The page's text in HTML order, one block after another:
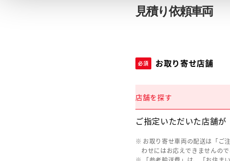
択見積り依頼車両
必須 お取り寄せ店舗
店舗を探す
ご指定いただいた店舗が
お取り寄せ車両の配送は「ご
わせにはお応えできませんの